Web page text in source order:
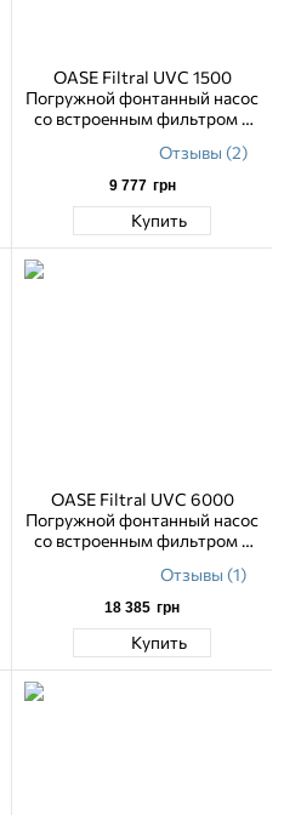
OASE Filtral UVC 1500
Погружной фонтанный насос
со встроенным фильтром и
насадкамиОтзывы (2)
9 777 грн
Купить
OASE Filtral UVC 6000
Погружной фонтанный насос
со встроенным фильтром и
насадкамиОтзывы (1)
18 385 грн
Купить